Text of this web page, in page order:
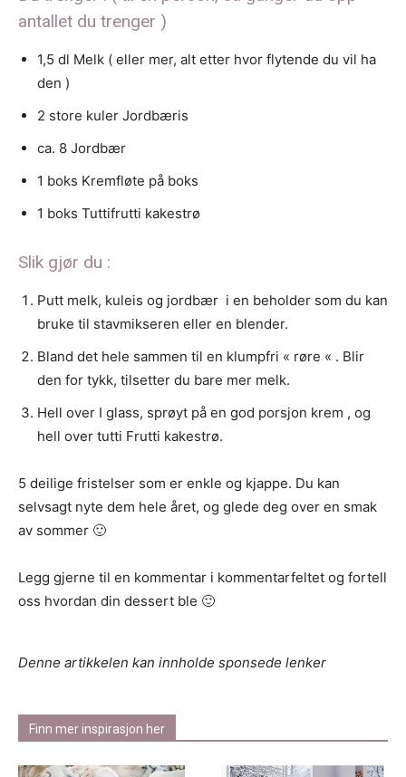
antallet du trenger )
1,5 dl Melk ( eller mer, alt etter hvor flytende du vil ha
den )
2 store kuler Jordbæris
ca. 8 Jordbær
1 boks Kremfløte på boks
1 boks Tuttifrutti kakestrø
Slik gjør du :
Putt melk, kuleis og jordbær i en beholder som du kan
bruke til stavmikseren eller en blender.
Bland det hele sammen til en klumpfri « røre « . Blir
den for tykk, tilsetter du bare mer melk.
Hell over I glass, sprøyt på en god porsjon krem , og
hell over tutti Frutti kakestrø.
5 deilige fristelser som er enkle og kjappe. Du kan
selvsagt nyte dem hele året, og glede deg over en smak
av sommer 🙂
Legg gjerne til en kommentar i kommentarfeltet og fortell
oss hvordan din dessert ble 🙂
Denne artikkelen kan innholde sponsede lenker
Finn mer inspirasjon her